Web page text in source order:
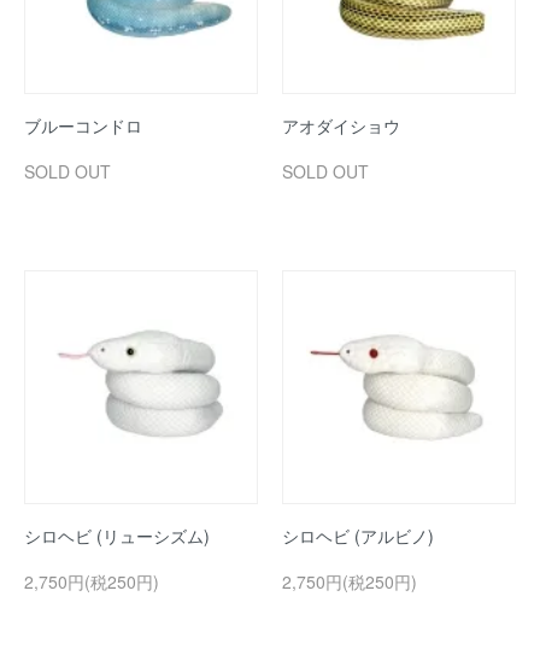
ブルーコンドロ
SOLD OUT
アオダイショウ
SOLD OUT
シロヘビ (リューシズム)
2,750円(税250円)
シロヘビ (アルビノ)
2,750円(税250円)